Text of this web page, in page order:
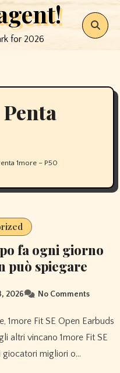
for 2026
1more – P50
fa ogni giorno
può spiegare
2026 No Comments
altri vincano 1more Fit SE
giocatori migliori o…